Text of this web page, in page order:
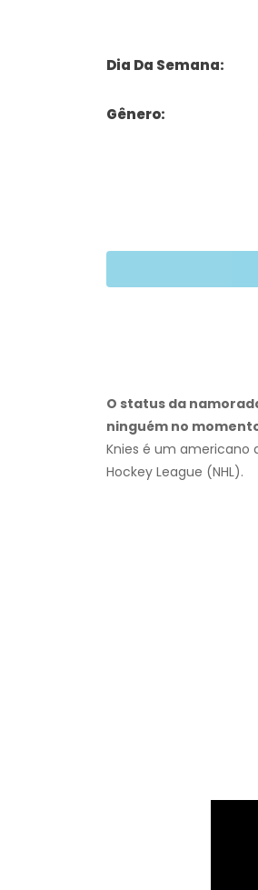
Dia Da Semana:
Gênero:
O status da
ninguém no
Knies é um americano
Hockey League (NHL).